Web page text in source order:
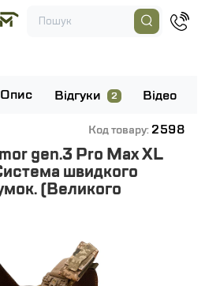
Опис Відгуки 2 Відео
Код товару: 2598
gen.3 Pro Max XL
швидкого
(Великого